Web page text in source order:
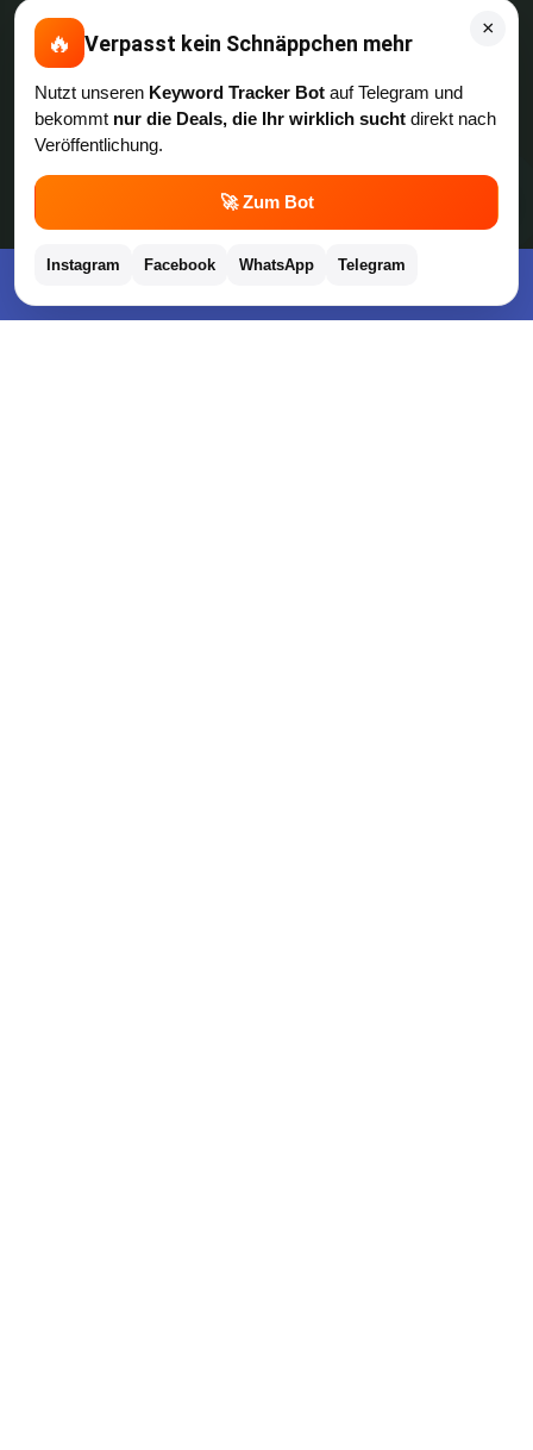
Alle Schnäppchen
Lidl Sonderverkauf
Amazon Spar-Abo
Amazon Angebote
Gutscheine, Coupons & Payback
×
🔥 Verpasst kein Schnäppchen mehr
Nutzt unseren Keyword Tracker Bot auf Telegram und
bekommt nur die Deals, die Ihr wirklich sucht direkt nach
Veröffentlichung.
🚀 Zum Bot
Instagram Facebook WhatsApp Telegram